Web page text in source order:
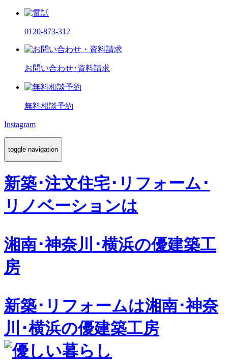
0120-873-312
お問い合わせ･資料請求
無料相談予約
Instagram
toggle navigation
新築･注文住宅･リフォーム･
リノベーションは
湘南･神奈川･横浜の優建築工
房
新築･リフォームは湘南･神奈
川･横浜の優建築工房